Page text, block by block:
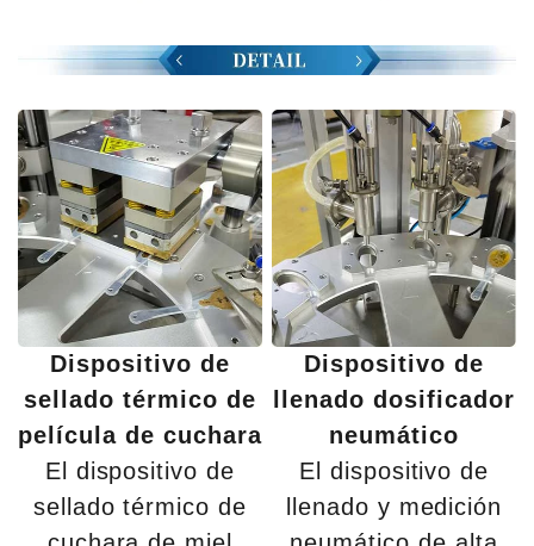
Dispositivo de
sellado térmico de
película de cuchara
El dispositivo de
sellado térmico de
Dispositivo de
llenado dosificador
neumático
El dispositivo de
llenado y medición